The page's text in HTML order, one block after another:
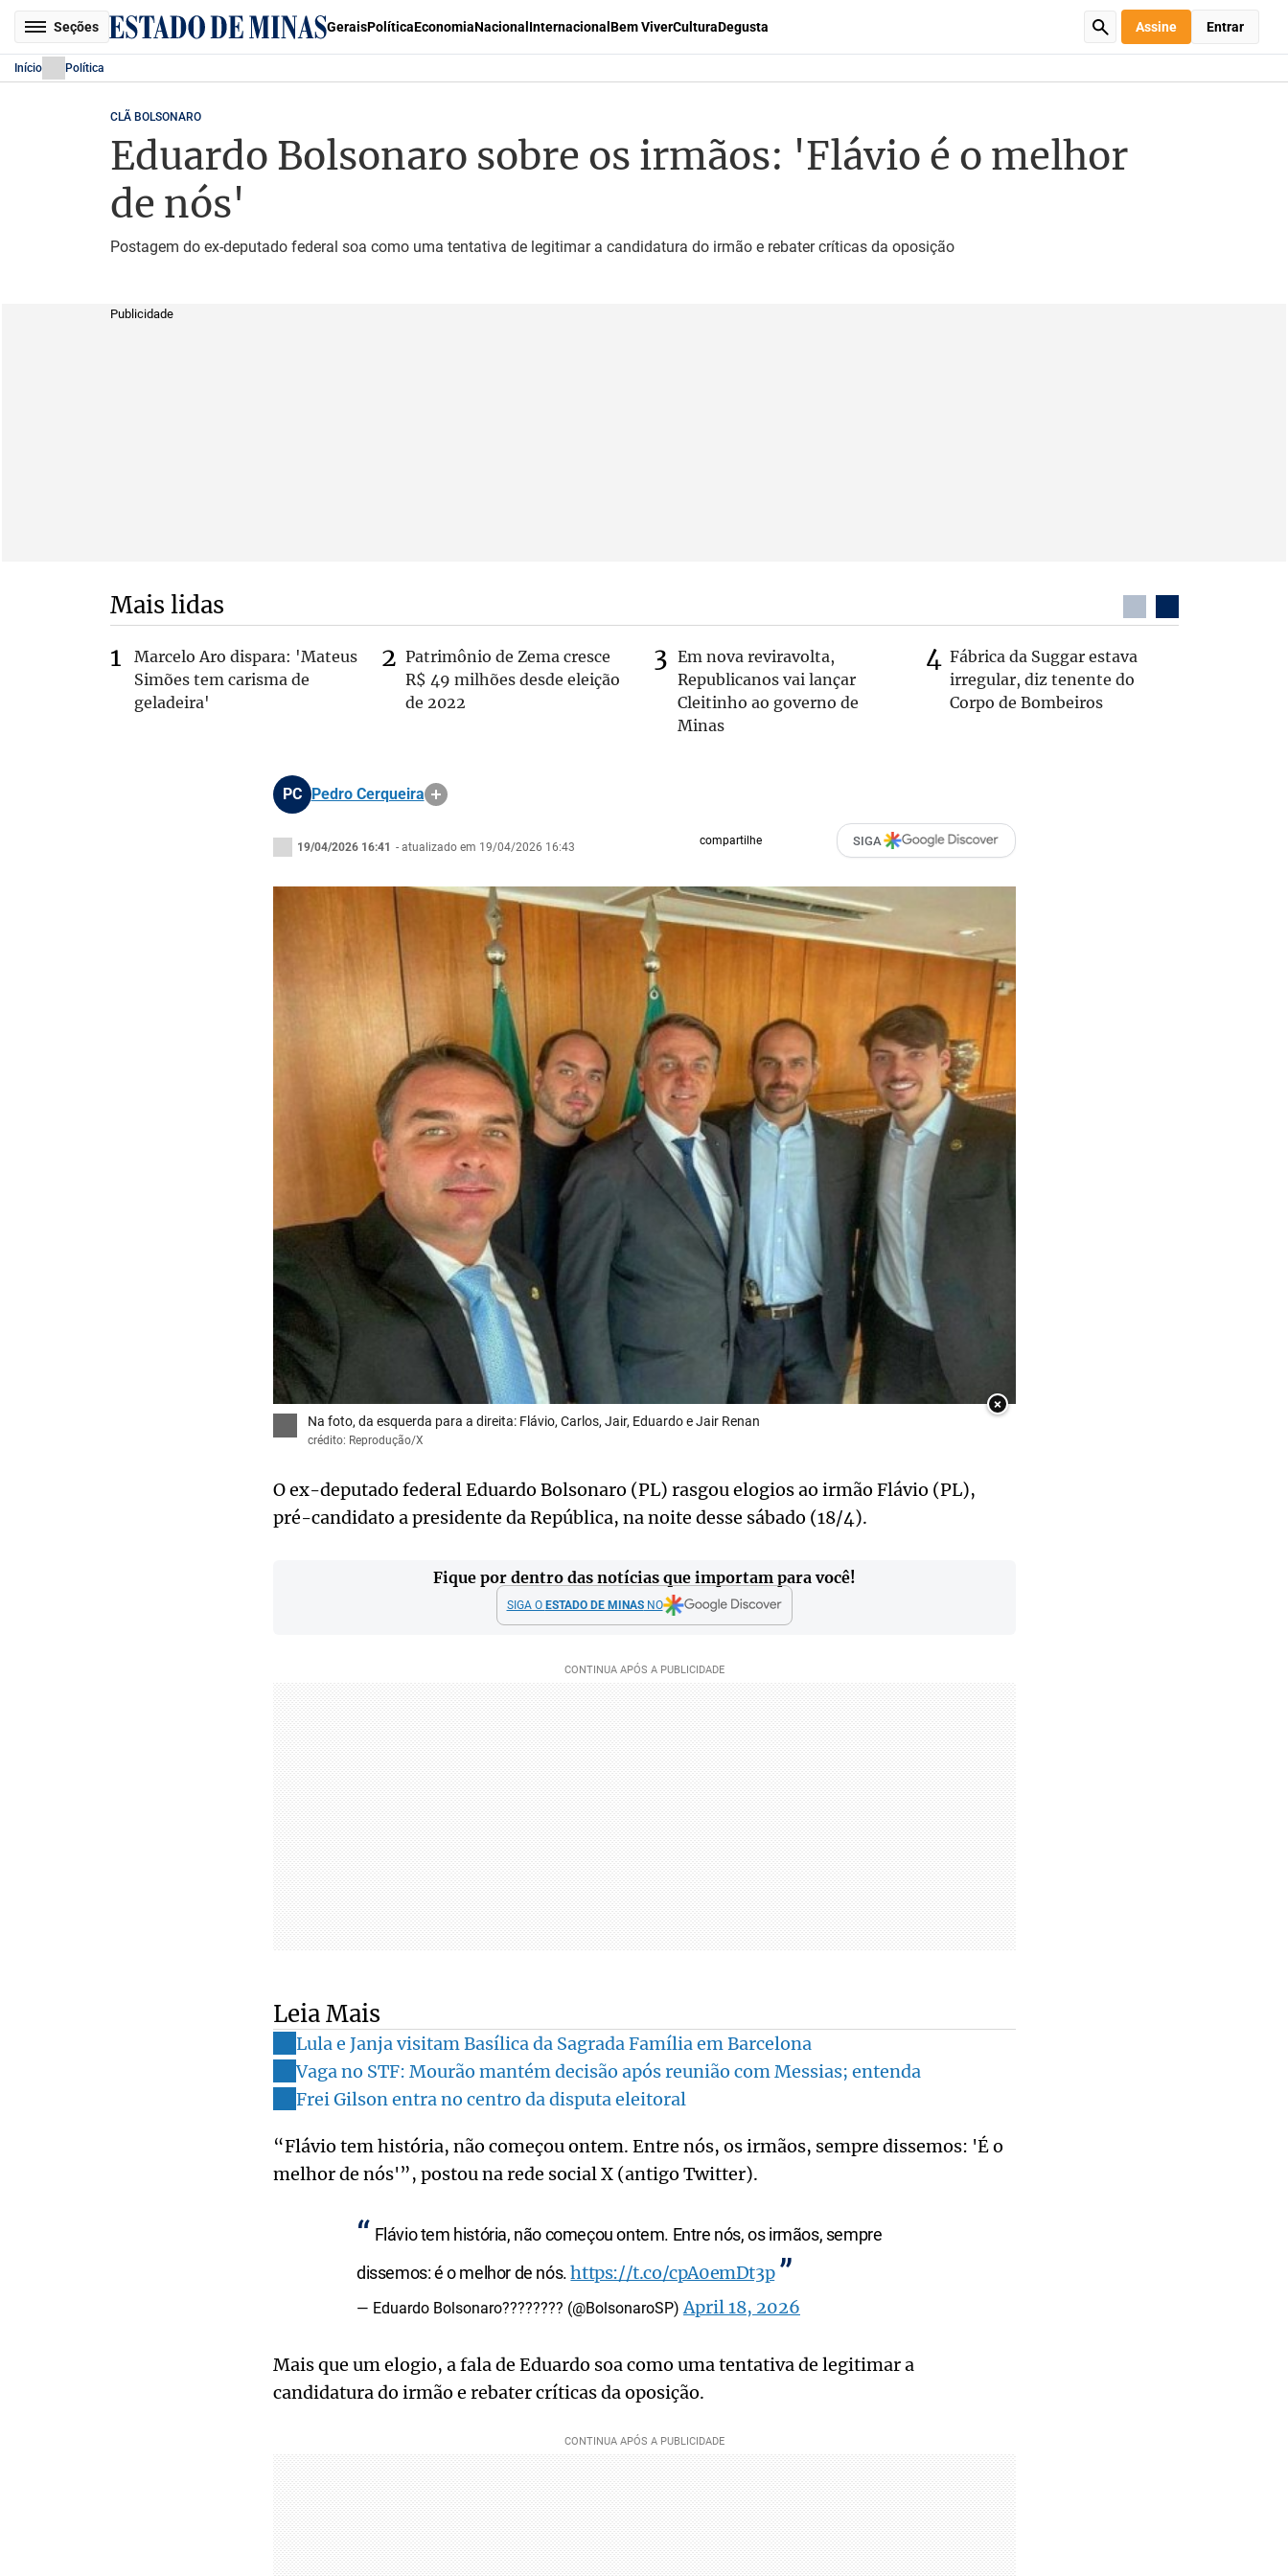
Seções GeraisPolíticaEconomiaNacional Internacional Bem ViverCulturaDegusta Assine Entrar
Início Política
CLÃ BOLSONARO
Eduardo Bolsonaro sobre os irmãos: 'Flávio é o melhor
de nós'
Postagem do ex-deputado federal soa como uma tentativa de legitimar a candidatura do irmão e rebater críticas da oposição
Publicidade
Mais lidas
Marcelo Aro dispara: 'Mateus
Simões tem carisma de
geladeira'
Patrimônio de Zema cresce
R$ 49 milhões desde eleição
de 2022
Em nova reviravolta,
Republicanos vai lançar
Cleitinho ao governo de
Minas
Fábrica da Suggar estava
irregular, diz tenente do
Corpo de Bombeiros
PC Pedro Cerqueira
19/04/2026 16:41 - atualizado em 19/04/2026 16:43 compartilhe SIGA
×
Na foto, da esquerda para a direita: Flávio, Carlos, Jair, Eduardo e Jair Renan
crédito: Reprodução/X
O ex-deputado federal Eduardo Bolsonaro (PL) rasgou elogios ao irmão Flávio (PL),
pré-candidato a presidente da República, na noite desse sábado (18/4).
Fique por dentro das notícias que importam para você!
SIGA O ESTADO DE MINASNO
Leia Mais
Lula e Janja visitam Basílica da Sagrada Família em Barcelona
Vaga no STF: Mourão mantém decisão após reunião com Messias; entenda
Frei Gilson entra no centro da disputa eleitoral
“Flávio tem história, não começou ontem. Entre nós, os irmãos, sempre dissemos: 'É o
melhor de nós'”, postou na rede social X (antigo Twitter).
Flávio tem história, não começou ontem. Entre nós, os irmãos, sempre
dissemos: é o melhor de nós.https://t.co/cpA0emDt3p
— Eduardo Bolsonaro???????? (@BolsonaroSP)April 18, 2026
Mais que um elogio, a fala de Eduardo soa como uma tentativa de legitimar a
candidatura do irmão e rebater críticas da oposição.